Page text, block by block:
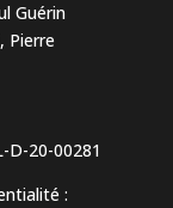
Guérin
Pierre
D-20-00281
: